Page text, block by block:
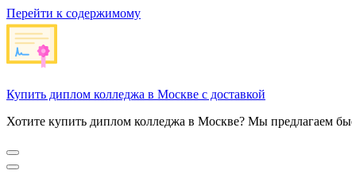
Перейти к содержимому
Купить диплом колледжа в Москве с доставкой
Хотите купить диплом колледжа в Москве? Мы предлагаем